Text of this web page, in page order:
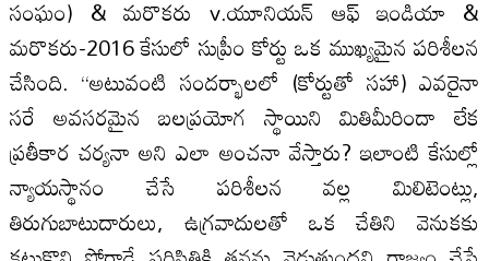
సంఘం) & మరొకరు v.యూనియన్ ఆఫ్ ఇండియా &
మరొకరు-2016 కేసులో సుప్రీం కోర్టు ఒక ముఖ్యమైన పరిశీలన
చేసింది. “అటువంటి సందర్భాలలో (కోర్టుతో సహా) ఎవరైనా
సరే అవసరమైన బలప్రయోగ స్థాయిని మితిమీరిందా లేక
ప్రతీకార చర్యనా అని ఎలా అంచనా వేస్తారు? ఇలాంటి కేసుల్లో
న్యాయస్థానం చేసే పరిశీలన వల్ల మిలిటెంట్లు,
తిరుగుబాటుదారులు, ఉగ్రవాదులతో ఒక చేతిని వెనుకకు